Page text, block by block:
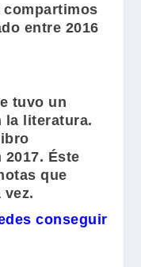
entre 2016
tuvo un
la literatura.
Éste
que
vez.
conseguir